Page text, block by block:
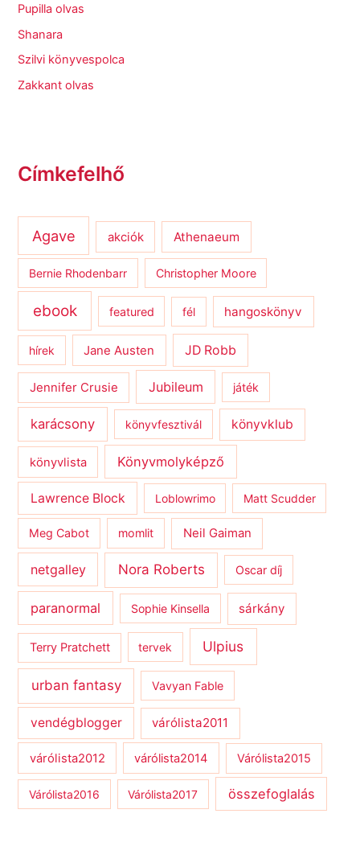
Pupilla olvas
Shanara
Szilvi könyvespolca
Zakkant olvas
Címkefelhő
Agave akciók Athenaeum
Bernie Rhodenbarr Christopher Moore
ebook featured fél hangoskönyv
hírek Jane Austen JD Robb
Jennifer Crusie Jubileum játék
karácsony könyvfesztivál könyvklub
könyvlista Könyvmolyképző
Lawrence Block Loblowrimo Matt Scudder
Meg Cabot momlit Neil Gaiman
netgalley Nora Roberts Oscar díj
paranormal Sophie Kinsella sárkány
Terry Pratchett tervek Ulpius
urban fantasy Vavyan Fable
vendégblogger várólista2011
várólista2012 várólista2014 Várólista2015
Várólista2016 Várólista2017 összefoglalás